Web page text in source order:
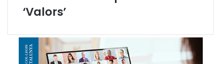
s
d
v
a
n
‘Valors’